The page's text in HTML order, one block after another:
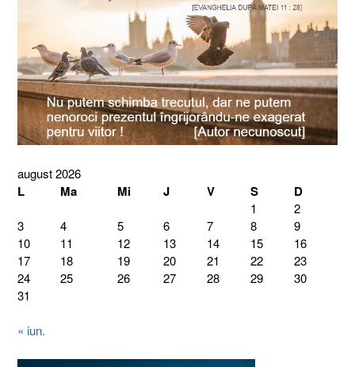
august 2026
L Ma Mi J V S D
1
2
3
4 5 6 7 8
9
10
11 12 13 14 15
16
17
18 19 20 21 22
23
24
25 26 27 28 29
30
31
« iun.